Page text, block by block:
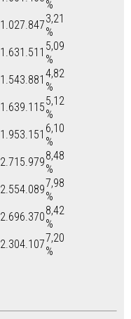
%
1.027.8473,21
%
1.631.511 5,09
%
1.543.881 4,82
%
1.639.1155,12
%
1.953.151 6,10
%
2.715.9798,48
%
2.554.0897,98
%
2.696.3708,42
%
2.304.1077,20
%